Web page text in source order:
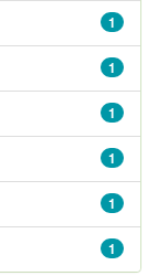
1
1
1
1
1
1